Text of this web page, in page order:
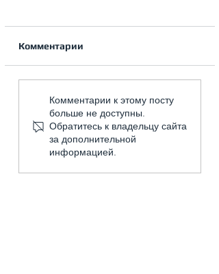
Основные нормы при
проектировании
систем вентиляции
автостоянок,
гаражей, парковок.
Комментарии
Комментарии к этому посту
больше не доступны.
Обратитесь к владельцу сайта
за дополнительной
информацией.